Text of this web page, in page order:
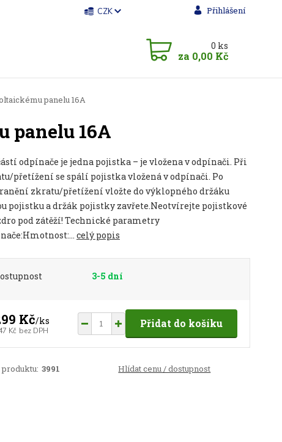
CZK Přihlášení
0 ks
za 0,00 Kč
panelu 16A
panelu 16A
odpínače je jedna pojistka – je vložena v odpínači. Při
přetížení se spálí pojistka vložená v odpínači. Po
zkratu/přetížení vložte do výklopného držáku
pojistku a držák pojistky zavřete.Neotvírejte pojistkové
pod zátěží! Technické parametry
celý popis
3-5 dní
Kč/ks
Kč bez DPH
Přidat do košíku
produktu: 3991 Hlídat cenu / dostupnost